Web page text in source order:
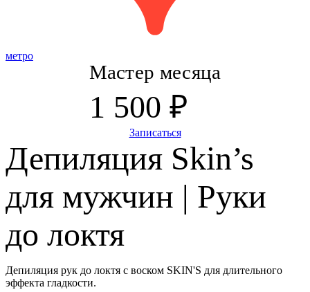
метро
Мастер месяца
1 500 ₽
Записаться
Депиляция Skin’s
для мужчин | Руки
до локтя
Депиляция рук до локтя с воском SKIN'S для длительного
эффекта гладкости.